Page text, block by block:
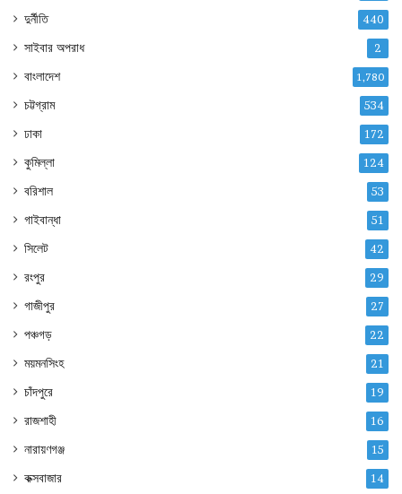
দুর্নীতি 440
সাইবার অপরাধ 2
বাংলাদেশ 1,780
চট্টগ্রাম 534
ঢাকা 172
কুমিল্লা 124
বরিশাল 53
গাইবান্ধা 51
সিলেট 42
রংপুর 29
গাজীপুর 27
পঞ্চগড় 22
ময়মনসিংহ 21
চাঁদপুরে 19
রাজশাহী 16
নারায়ণগঞ্জ 15
কক্সবাজার 14